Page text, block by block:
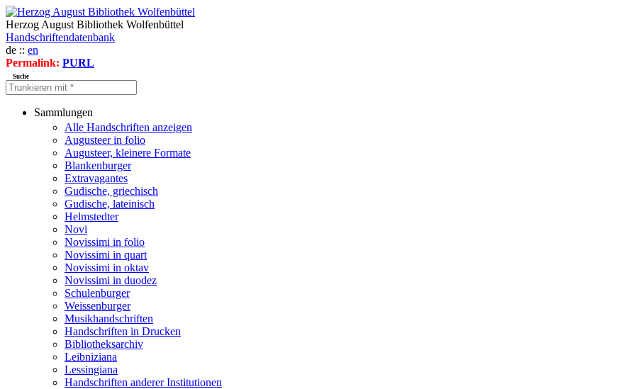
Herzog August Bibliothek Wolfenbüttel
Handschriftendatenbank
de :: en
Permalink: PURL
Suche
Sammlungen
Alle Handschriften anzeigen
Augusteer in folio
Augusteer, kleinere Formate
Blankenburger
Extravagantes
Gudische, griechisch
Gudische, lateinisch
Helmstedter
Novi
Novissimi in folio
Novissimi in quart
Novissimi in oktav
Novissimi in duodez
Schulenburger
Weissenburger
Musikhandschriften
Handschriften in Drucken
Bibliotheksarchiv
Leibniziana
Lessingiana
Handschriften anderer Institutionen